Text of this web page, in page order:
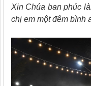
Xin Chúa ban phúc
chị em một đêm bình